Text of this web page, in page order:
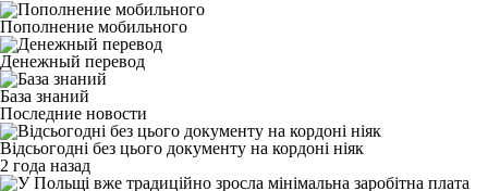
Пополнение мобильного
Денежный перевод
База знаний
Последние новости
Відсьогодні без цього документу на кордоні ніяк
2 года назад